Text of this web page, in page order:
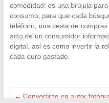
comodidad: es una brújula
consumo, para que cada
teléfono, una cesta de
acto de un consumidor
digital, así es como invertir la
cada euro gastado.
← Convertirse en autor